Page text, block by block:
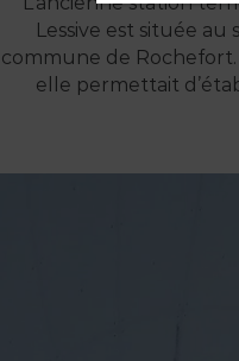
Lessive est située
commune de Rochefort.
elle permettait